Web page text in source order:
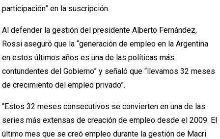
participación” en la suscripción.
Al defender la gestión del presidente Alberto Fernández,
Rossi aseguró que la “generación de empleo en la Argentina
en estos últimos años es una de las políticas más
contundentes del Gobierno” y señaló que “llevamos 32 meses
de crecimiento del empleo privado”.
“Estos 32 meses consecutivos se convierten en una de las
series más extensas de creación de empleo desde el 2009. El
último mes que se creó empleo durante la gestión de Macri